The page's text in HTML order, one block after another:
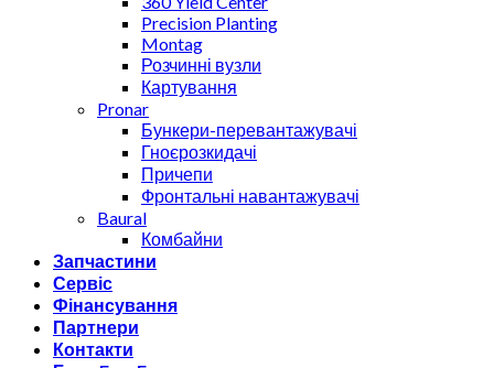
Precision Planting
Montag
Розчинні вузли
Картування
Pronar
Бункери-перевантажувачі
Гноєрозкидачі
Причепи
Фронтальні навантажувачі
Baural
Комбайни
Запчастини
Сервіс
Фінансування
Партнери
Контакти